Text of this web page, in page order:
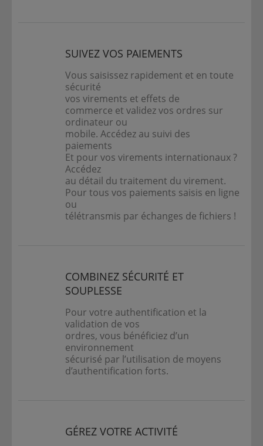
SUIVEZ VOS PAIEMENTS
Vous saisissez rapidement et en toute
sécurité
vos virements et effets de
commerce et validez vos ordres sur
ordinateur ou
mobile. Accédez au suivi des
paiements
Et pour vos virements internationaux ?
Accédez
au détail du traitement du virement.
Pour tous vos paiements saisis en ligne
ou
télétransmis par échanges de fichiers !
COMBINEZ SÉCURITÉ ET
SOUPLESSE
Pour votre authentification et la
validation de vos
ordres, vous bénéficiez d’un
environnement
sécurisé par l’utilisation de moyens
d’authentification forts.
GÉREZ VOTRE ACTIVITÉ